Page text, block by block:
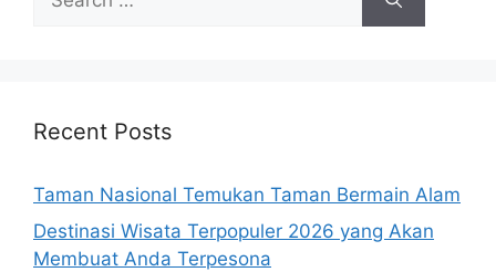
for:
Recent Posts
Taman Nasional Temukan Taman Bermain Alam
Destinasi Wisata Terpopuler 2026 yang Akan
Membuat Anda Terpesona